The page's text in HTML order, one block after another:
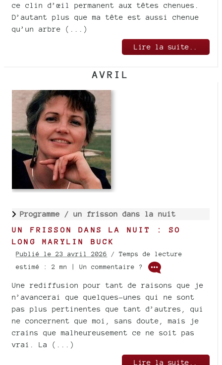
ce clin d’œil permanent aux têtes chenues.
D’autant plus que ma tête est aussi chenue
qu’un arbre (...)
Lire la suite..
AVRIL
Programme / un frisson dans la nuit
UN FRISSON DANS LA NUIT : SO
LONG MARYLIN BUCK
Publié le 23 avril 2026 / Temps de lecture
estimé : 2 mn | Un commentaire ?
Une rediffusion pour tant de raisons que je
n’avancerai que quelques-unes qui ne sont
pas plus pertinentes que tant d’autres, qui
ne concernent que moi, sans doute, mais je
crains que malheureusement ce ne soit pas
vrai. La (...)
Lire la suite..